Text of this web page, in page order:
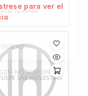
para ver el
tu email.